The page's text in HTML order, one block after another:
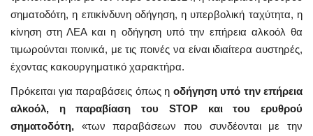
σηματοδότη, η επικίνδυνη οδήγηση, η υπερβολική ταχύτητα, η
κίνηση στη ΛΕΑ και η οδήγηση υπό την επήρεια αλκοόλ θα
τιμωρούνται ποινικά, με τις ποινές να είναι ιδιαίτερα αυστηρές,
έχοντας κακουργηματικό χαρακτήρα.
Πρόκειται για παραβάσεις όπως η οδήγηση υπό την επήρεια
αλκοόλ, η παραβίαση του STOP και του ερυθρού
σηματοδότη, «των παραβάσεων που συνδέονται με την